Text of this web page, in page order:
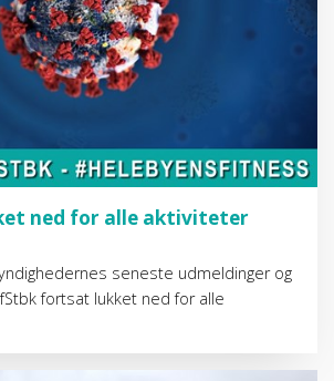
ned for alle aktiviteter
seneste udmeldinger og
fortsat lukket ned for alle